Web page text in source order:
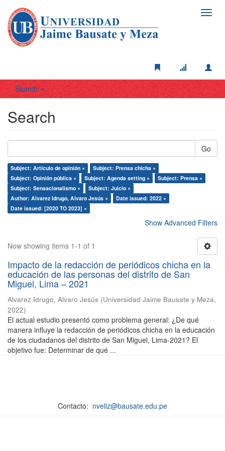
Search
Search
Go
Subject: Artículo de opinión ×
Subject: Prensa chicha ×
Subject: Opinión pública ×
Subject: Agenda setting ×
Subject: Prensa ×
Subject: Sensacionalismo ×
Subject: Juicio ×
Author: Alvarez Idrugo, Alvaro Jesús ×
Date issued: 2022 ×
Date issued: [2020 TO 2023] ×
Show Advanced Filters
Now showing items 1-1 of 1
Impacto de la redacción de periódicos chicha en la
educación de las personas del distrito de San
Miguel, Lima – 2021
Alvarez Idrugo, Alvaro Jesús (Universidad Jaime Bausate y Meza,
2022)
El actual estudio presentó como problema general: ¿De qué
manera influye la redacción de periódicos chicha en la educación
de los ciudadanos del distrito de San Miguel, Lima-2021? El
objetivo fue: Determinar de qué ...
Contacto: nveliz@bausate.edu.pe